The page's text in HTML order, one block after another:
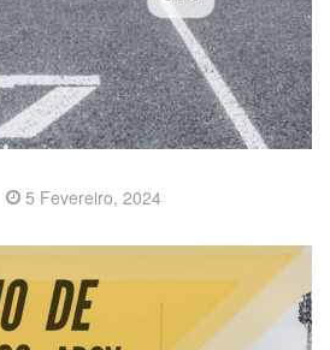
5 Fevereiro, 2024